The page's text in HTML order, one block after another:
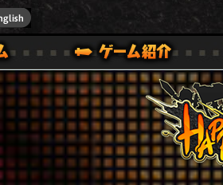
Youtube
ーズ)公式サイト [ XBOX 360,XBOX ONE VER.]
ート | HAPPY WARS(ハッピーウォーズ)公式サイ